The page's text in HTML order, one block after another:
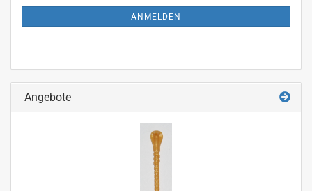
ANMELDEN
Angebote